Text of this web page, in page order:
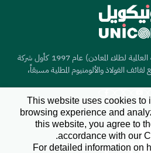
تأسست شركة يونيكويل (الشركة العالمية لطلاء المعادن) عام 1997 كأول شركة
الفولاذ والألومنيوم المطلية مسبقاً،
الرئيسية
عن يونيكويل
This website uses cookies to
browsing experience and
this website, you agree to
accordance with our
For detailed information on